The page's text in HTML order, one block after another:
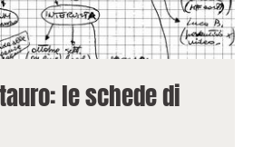
le schede di